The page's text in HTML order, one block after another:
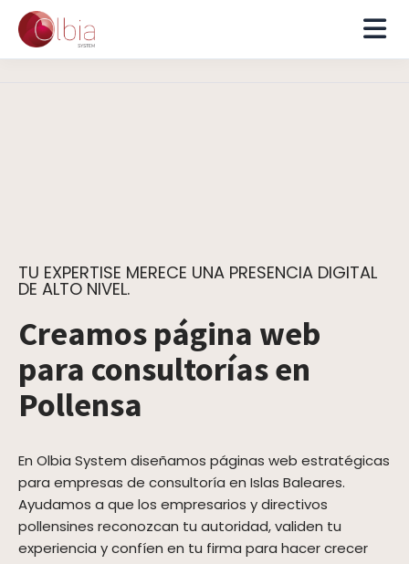
TU EXPERTISE MERECE UNA PRESENCIA DIGITAL
DE ALTO NIVEL.
Creamos página web
para consultorías en
Pollensa
En Olbia System diseñamos páginas web estratégicas
para empresas de consultoría en Islas Baleares.
Ayudamos a que los empresarios y directivos
pollensines reconozcan tu autoridad, validen tu
experiencia y confíen en tu firma para hacer crecer